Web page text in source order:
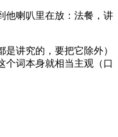
他喇叭里在放：法餐，讲
讲究的，要把它除外）
个词本身就相当主观（口